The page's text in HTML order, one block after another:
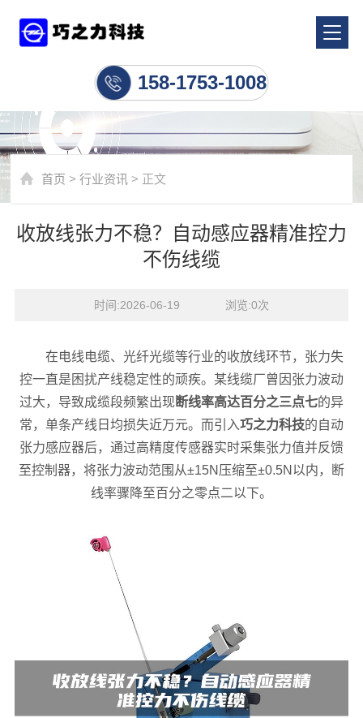
158-1753-1008
首页 >行业资讯 > 正文
收放线张力不稳？自动感应器精准控力
不伤线缆
时间:2026-06-19    浏览:0次
在电线电缆、光纤光缆等行业的收放线环节，张力失
控一直是困扰产线稳定性的顽疾。某线缆厂曾因张力波动
过大，导致成缆段频繁出现断线率高达百分之三点七的异
常，单条产线日均损失近万元。而引入巧之力科技的自动
张力感应器后，通过高精度传感器实时采集张力值并反馈
至控制器，将张力波动范围从±15N压缩至±0.5N以内，断
线率骤降至百分之零点二以下。